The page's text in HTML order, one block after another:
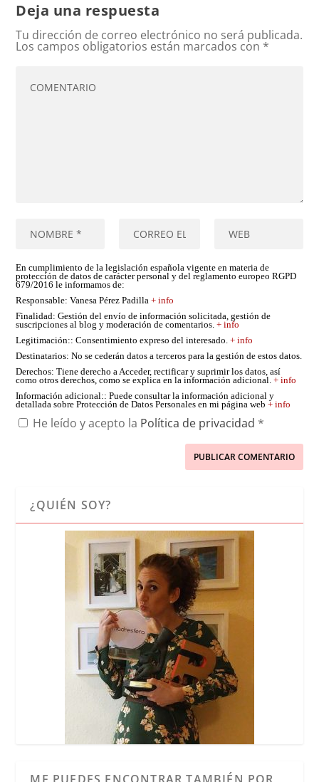
Deja una respuesta
Tu dirección de correo electrónico no será publicada.
Los campos obligatorios están marcados con *
En cumplimiento de la legislación española vigente en materia de
protección de datos de carácter personal y del reglamento europeo RGPD
679/2016 le informamos de:
Responsable: Vanesa Pérez Padilla+ info
Finalidad: Gestión del envío de información solicitada, gestión de
suscripciones al blog y moderación de comentarios.+ info
Legitimación:: Consentimiento expreso del interesado.+ info
Destinatarios: No se cederán datos a terceros para la gestión de estos datos.
Derechos: Tiene derecho a Acceder, rectificar y suprimir los datos, así
como otros derechos, como se explica en la información adicional.+ info
Información adicional:: Puede consultar la información adicional y
detallada sobre Protección de Datos Personales en mi página web+ info
He leído y acepto la Política de privacidad *
¿QUIÉN SOY?